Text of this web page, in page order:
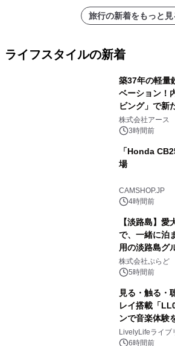
旅行の新着をもっと見
ライフスタイルの新着
築37年の軽量
ベーション！
ビング」で新
事例を株式会
株式会社アース
3時間前
「Honda
場
CAMSHOP.JP
4時間前
【淡路島】
で、一緒に泊
用の淡路島グ
プール グラン
スの2施設で
株式会社ぷらど
5時間前
見る・触る・
レイ搭載「
ンで音楽体験
LivelyLifeライブ
6時間前